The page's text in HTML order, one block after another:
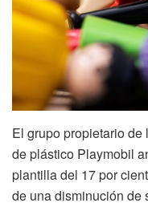
El grupo propietario
de plástico Playmobil
plantilla del 17 por
de una disminución de